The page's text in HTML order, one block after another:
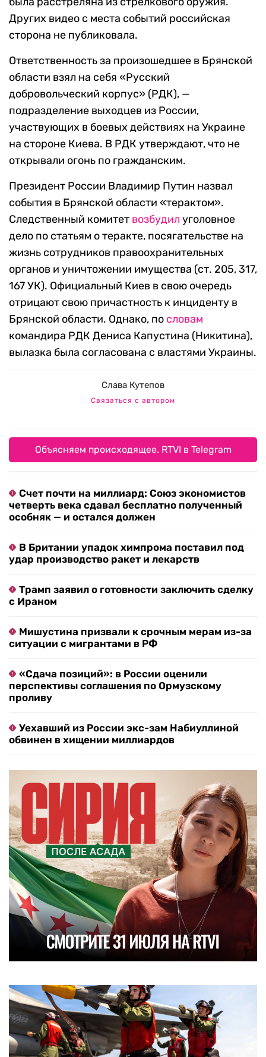
Других видео с места событий российская
сторона не публиковала.
Ответственность за произошедшее в Брянской
области взял на себя «Русский
добровольческий корпус» (РДК), —
подразделение выходцев из России,
участвующих в боевых действиях на Украине
на стороне Киева. В РДК утверждают, что не
открывали огонь по гражданским.
Президент России Владимир Путин назвал
события в Брянской области «терактом».
Следственный комитет возбудил уголовное
дело по статьям о теракте, посягательстве на
жизнь сотрудников правоохранительных
органов и уничтожении имущества (ст. 205, 317,
167 УК). Официальный Киев в свою очередь
отрицают свою причастность к инциденту в
Брянской области. Однако, по словам
командира РДК Дениса Капустина (Никитина),
вылазка была согласована с властями Украины.
Слава Кутепов
Связаться с автором
Объясняем происходящее. RTVI в Telegram
Счет почти на миллиард: Союз экономистов
четверть века сдавал бесплатно полученный
особняк — и остался должен
В Британии упадок химпрома поставил под
удар производство ракет и лекарств
Трамп заявил о готовности заключить сделку
с Ираном
Мишустина призвали к срочным мерам из-за
ситуации с мигрантами в РФ
«Сдача позиций»: в России оценили
перспективы соглашения по Ормузскому
проливу
Уехавший из России экс-зам Набиуллиной
обвинен в хищении миллиардов